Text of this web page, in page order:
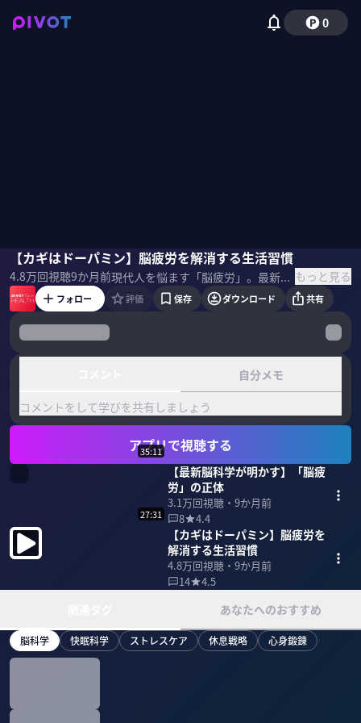
0
【カギはドーパミン】脳疲労を解消する生活習慣
4.8万回視聴9か月前 現代人を悩ます「脳疲労」。最新の研究で、脳疲労を引き起こす細かなメカニズムがわかってきた。鍵を握る「グリア細胞」や脳疲労を解消する生活習慣などについて、脳科学者の毛内拡氏に聞いた。 ▼プロフィール 毛内拡｜脳科学者 お茶の水女子大学基幹研究院自然科学系 助教。2013年、東京工業大学大学院総合理工学研究科博士課程修了。博士（理学）。日本学術振興会特別研究員、理化学研究所脳科学総合研究センター研究員を経て、2018年より現職。専門は脳神経科学。可能性教育グループ学術顧問。著書に『脳を司る「脳」一最新研究で見えてきた、驚くべき脳のはたらき」（講談社ブルーバックス）など。 ▼参考書籍 『脳と免疫の謎』 もっと見る
毛内拡磯貝初奈
フォロー 評価 保存 ダウンロード 共有
自分メモ
コメントをして学びを共有しましょう
アプリで視聴する
35:11
【最新脳科学が明かす】「脳疲
労」の正体
3.1万回視聴・ 9か月前
8
4.4
27:31
【カギはドーパミン】脳疲労を
解消する生活習慣
4.8万回視聴・ 9か月前
14
4.5
あなたへのおすすめ
脳科学 快眠科学 ストレスケア 休息戦略 心身鍛錬